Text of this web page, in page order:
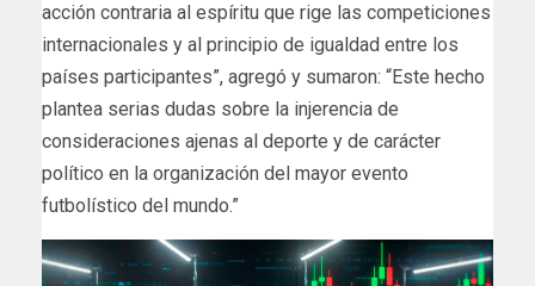
acción contraria al espíritu que ​rige las competiciones
internacionales y al principio de igualdad entre los
países participantes”, agregó y sumaron: “Este hecho
plantea serias dudas sobre la injerencia de
consideraciones ajenas al deporte y de carácter
⁠político en la organización del mayor evento
futbolístico del mundo.”